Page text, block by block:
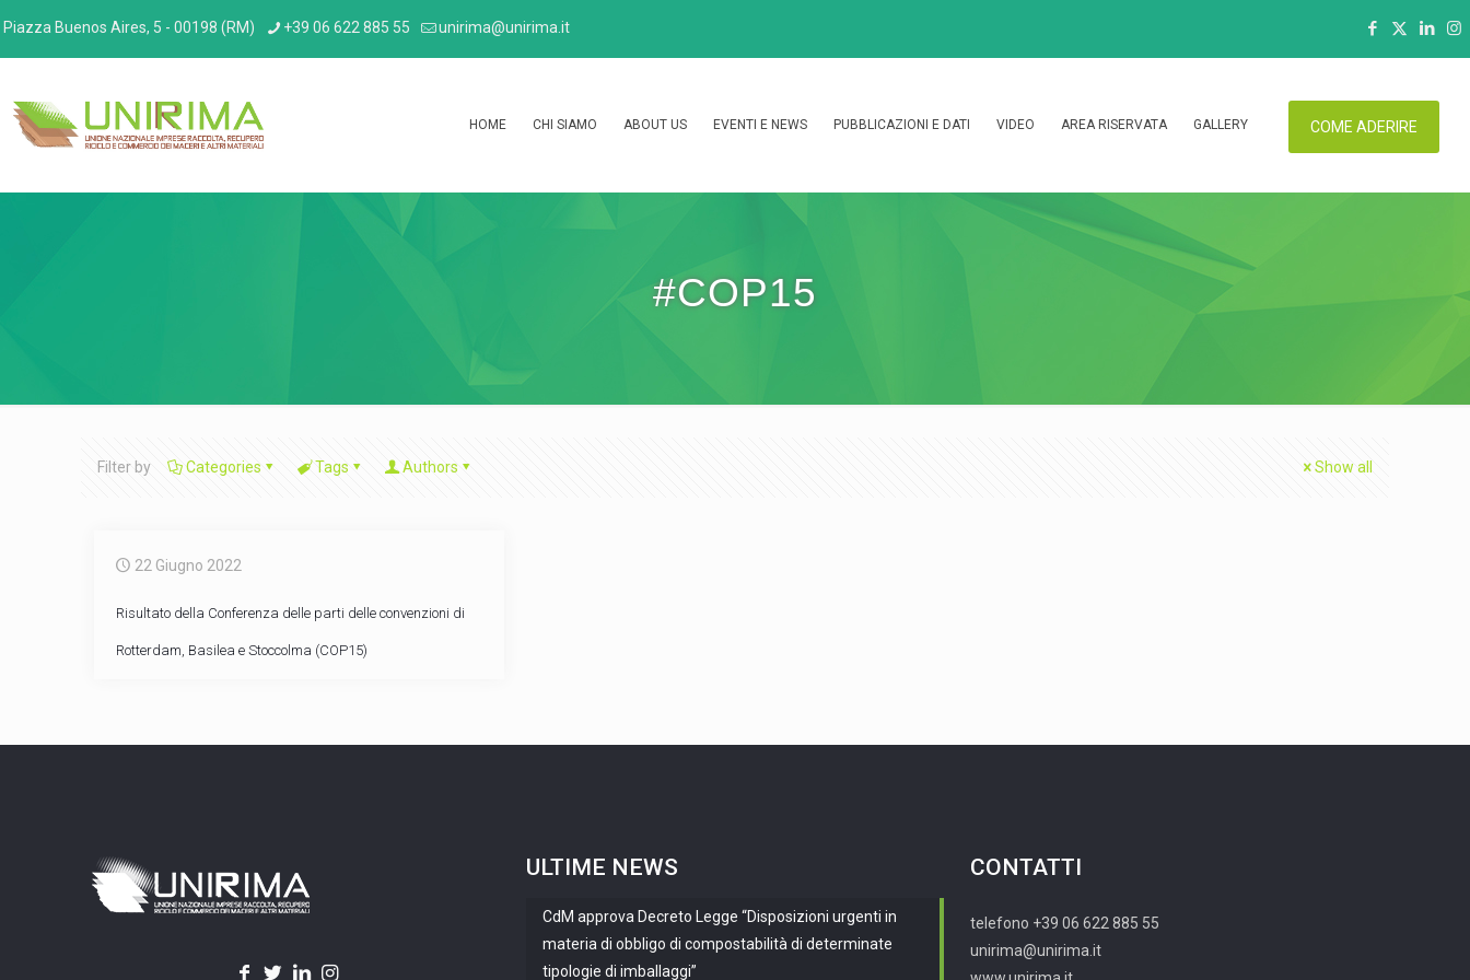
Piazza Buenos Aires, 5 - 00198 (RM) +39 06 622 885 55 unirima@unirima.it
HOME CHI SIAMO ABOUT US EVENTI E NEWS PUBBLICAZIONI E DATI VIDEO AREA RISERVATA GALLERY COME ADERIRE
#COP15
Filter by Categories Tags Authors Show all
22 Giugno 2022
Risultato della Conferenza delle parti delle convenzioni di
Rotterdam, Basilea e Stoccolma (COP15)
ULTIME NEWS
CdM approva Decreto Legge “Disposizioni urgenti in
materia di obbligo di compostabilità di determinate
tipologie di imballaggi”
CONTATTI
telefono +39 06 622 885 55
unirima@unirima.it